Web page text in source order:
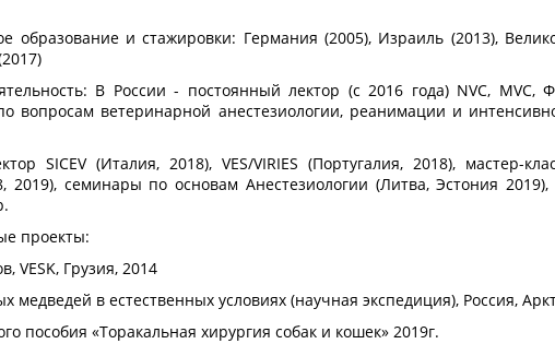
образование и стажировки: Германия (2005), Израиль (2013),
В России - постоянный лектор (с 2016 года) NVC, MVC,
вопросам ветеринарной анестезиологии, реанимации и
SICEV (Италия, 2018), VES/VIRIES (Португалия, 2018), мастер-
2019), семинары по основам Анестезиологии (Литва, Эстония
проекты:
VESK, Грузия, 2014
медведей в естественных условиях (научная экспедиция), Россия,
пособия «Торакальная хирургия собак и кошек» 2019г.